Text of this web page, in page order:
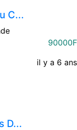
C...
90000F
il y a 6 ans
D...